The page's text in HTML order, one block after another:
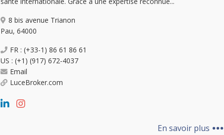
8 bis avenue Trianon
Pau, 64000
FR : (+33-1) 86 61 86 61
US : (+1) (917) 672-4037
Email
LuceBroker.com
En savoir plus ...